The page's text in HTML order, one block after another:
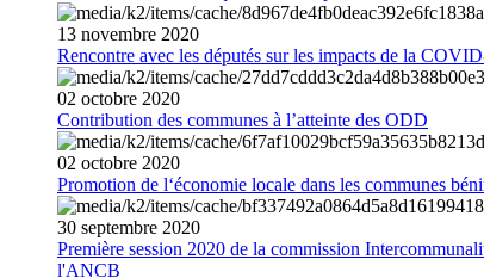
13 novembre 2020
Rencontre avec les députés sur les impacts de la
02 octobre 2020
Contribution des communes à l’atteinte des ODD
02 octobre 2020
Promotion de l‘économie locale dans les communes
30 septembre 2020
Première session 2020 de la commission
l'ANCB